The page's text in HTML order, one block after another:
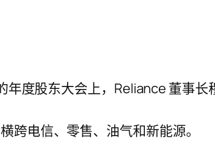
度股东大会上，Reliance 董事
跨电信、零售、油气和新能源。